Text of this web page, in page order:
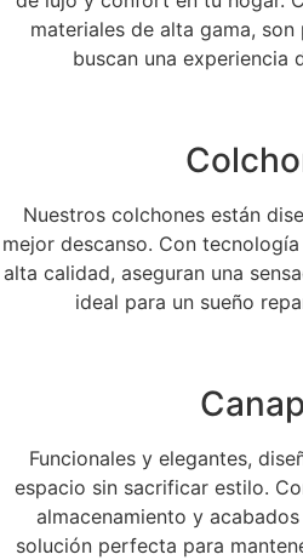
materiales de alta gama,
buscan una experiencia
Nuestros colchones están
mejor descanso. Con
alta calidad, aseguran una
ideal para un sueño
Funcionales y elegantes,
espacio sin sacrificar estilo.
almacenamiento y
solución perfecta para